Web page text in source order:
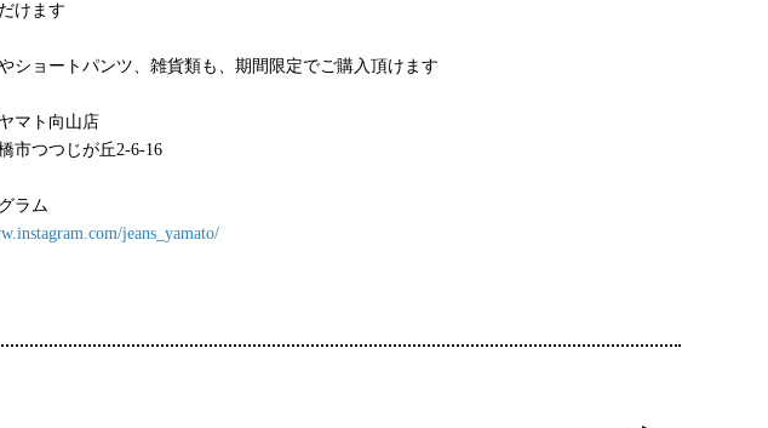
けます
ショートパンツ、雑貨類も、期間限定でご購入頂けます
マト向山店
市つつじが丘2-6-16
ラム
jeans_yamato/